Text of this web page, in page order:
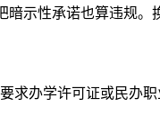
示性承诺也算违规。
求办学许可证或民办